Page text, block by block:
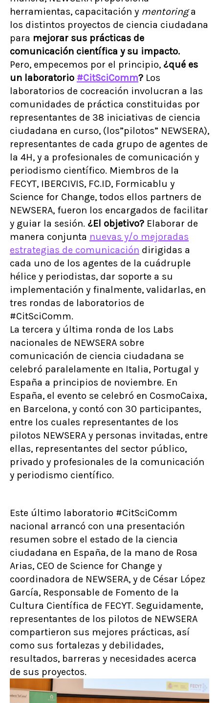
herramientas, capacitación y mentoringa
los distintos proyectos de ciencia ciudadana
para mejorar sus prácticas de
comunicación científica y su impacto.
Pero, empecemos por el principio, ¿qué es
un laboratorio #CitSciComm? Los
laboratorios de cocreación involucran a las
comunidades de práctica constituidas por
representantes de 38 iniciativas de ciencia
ciudadana en curso, (los”pilotos” NEWSERA),
representantes de cada grupo de agentes de
la 4H, y a profesionales de comunicación y
periodismo científico. Miembros de la
FECYT, IBERCIVIS, FC.ID, Formicablu y
Science for Change, todos ellos partners de
NEWSERA, fueron los encargados de facilitar
y guiar la sesión. ¿El objetivo? Elaborar de
manera conjunta nuevas y/o mejoradas
estrategias de comunicación dirigidas a
cada uno de los agentes de la cuádruple
hélice y periodistas, dar soporte a su
implementación y finalmente, validarlas, en
tres rondas de laboratorios de
#CitSciComm.
La tercera y última ronda de los Labs
nacionales de NEWSERA sobre
comunicación de ciencia ciudadana se
celebró paralelamente en Italia, Portugal y
España a principios de noviembre. En
España, el evento se celebró en CosmoCaixa,
en Barcelona, y contó con 30 participantes,
entre los cuales representantes de los
pilotos NEWSERA y personas invitadas, entre
ellas, representantes del sector público,
privado y profesionales de la comunicación
y periodismo científico.
Este último laboratorio #CitSciComm
nacional arrancó con una presentación
resumen sobre el estado de la ciencia
ciudadana en España, de la mano de Rosa
Arias, CEO de Science for Change y
coordinadora de NEWSERA, y de César López
García, Responsable de Fomento de la
Cultura Científica de FECYT. Seguidamente,
representantes de los pilotos de NEWSERA
compartieron sus mejores prácticas, así
como sus fortalezas y debilidades,
resultados, barreras y necesidades acerca
de sus proyectos.